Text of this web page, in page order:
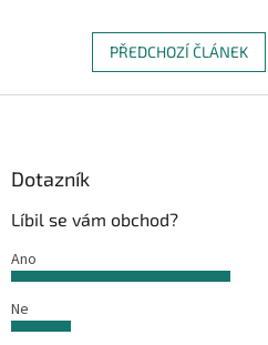
PŘEDCHOZÍ ČLÁNEK
Dotazník
Líbil se vám obchod?
Ano
Ne